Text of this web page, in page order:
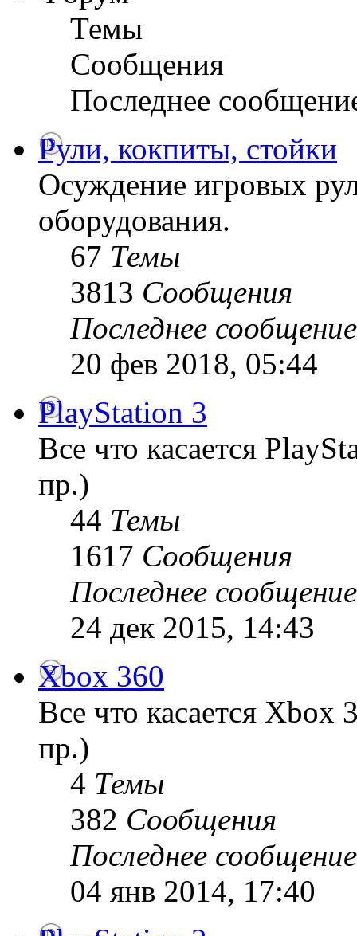
Темы
Сообщения
Последнее
Рули, кокпиты, стойки
Осуждение игровых
оборудования.
67 Темы
3813 Сообщения
Последнее сообщение
20 фев 2018, 05:44
PlayStation 3
Все что касается
пр.)
44 Темы
1617 Сообщения
Последнее сообщение
24 дек 2015, 14:43
Xbox 360
Все что касается
пр.)
4 Темы
382 Сообщения
Последнее сообщение
04 янв 2014, 17:40